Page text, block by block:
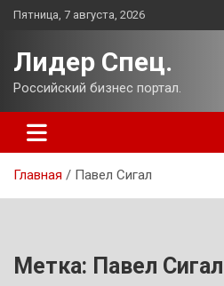
Перейти
Пятница, 7 августа, 2026
Лидер Спец.
Российский бизнес портал.
Главная Павел Сигал
Метка: Павел Сигал